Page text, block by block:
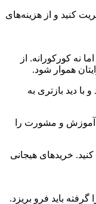
کنید و از هزینه‌های
نه کورکورانه. از
هموار شود.
دید بازتری به
آموزش و مشورت را
خریدهای هیجانی
باید فرو بریزد.